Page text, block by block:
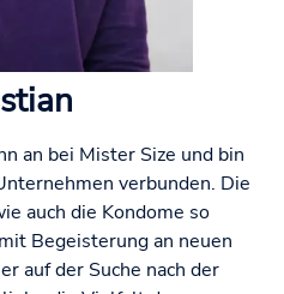
an bei Mister Size und bin
verbunden. Die
auch die Kondome so
Begeisterung an neuen
auf der Suche nach der